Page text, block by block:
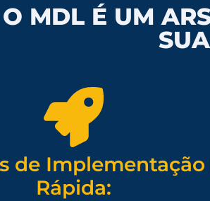
O MDL É UM
de Implementação
Rápida: